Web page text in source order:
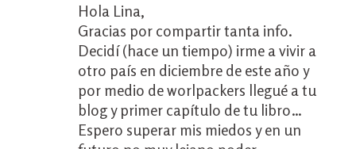
Hola Lina,
Gracias por compartir tanta info.
Decidí (hace un tiempo) irme a vivir a
otro país en diciembre de este año y
por medio de worlpackers llegué a tu
blog y primer capítulo de tu libro…
Espero superar mis miedos y en un